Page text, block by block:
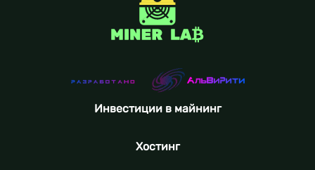
Инвестиции в майнинг
Хостинг